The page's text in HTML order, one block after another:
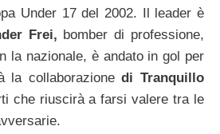
Under 17 del 2002. Il leader è
Frei, bomber di professione,
la nazionale, è andato in gol per
la collaborazionedi Tranquillo
che riuscirà a farsi valere tra le